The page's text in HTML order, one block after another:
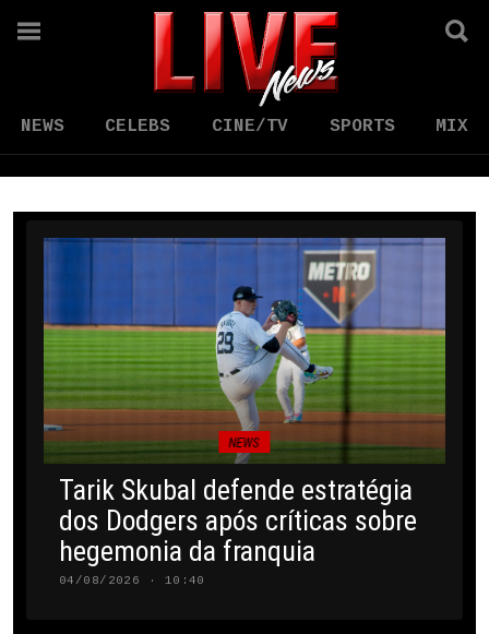
NEWS CELEBS CINE/TV SPORTS MIX
NEWS
Tarik Skubal defende estratégia
dos Dodgers após críticas sobre
hegemonia da franquia
04/08/2026 · 10:40